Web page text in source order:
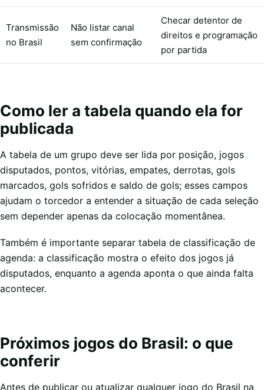
Transmissão
no Brasil
Não listar canal
sem confirmação
Checar detentor de
direitos e programação
por partida
Como ler a tabela quando ela for
publicada
A tabela de um grupo deve ser lida por posição, jogos
disputados, pontos, vitórias, empates, derrotas, gols
marcados, gols sofridos e saldo de gols; esses campos
ajudam o torcedor a entender a situação de cada seleção
sem depender apenas da colocação momentânea.
Também é importante separar tabela de classificação de
agenda: a classificação mostra o efeito dos jogos já
disputados, enquanto a agenda aponta o que ainda falta
acontecer.
Próximos jogos do Brasil: o que
conferir
Antes de publicar ou atualizar qualquer jogo do Brasil na